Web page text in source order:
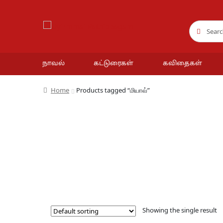
Search
for:
Search
நாவல் கட்டுரைகள் கவிதைகள்
Home Products tagged “மியாவ்”
Showing the single result